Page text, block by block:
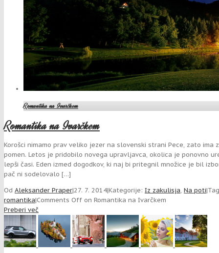
Romantika na Ivarčkem
Romantika na Ivarčkem
Korošci nimamo prav veliko jezer na slovenski strani Pece, zato ima
pomen. Letos je pridobilo novega upravljavca, okolica je ponovno
lepši časi. Eden izmed dogodkov, ki naj bi pritegnil množice je bil
pač ni sodelovalo […]
Od Aleksander Praper|27. 7. 2014|Kategorije: Iz zakulisja, Na poti|
romantika|Comments Off on Romantika na Ivarčkem
Preberi več